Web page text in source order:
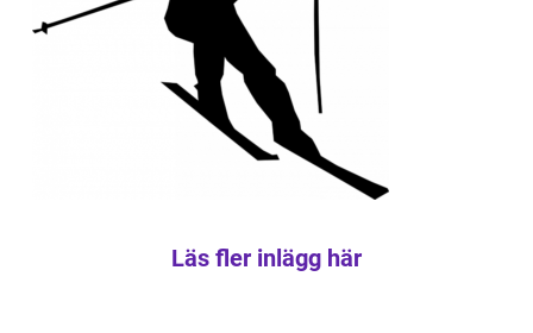
Läs fler inlägg här